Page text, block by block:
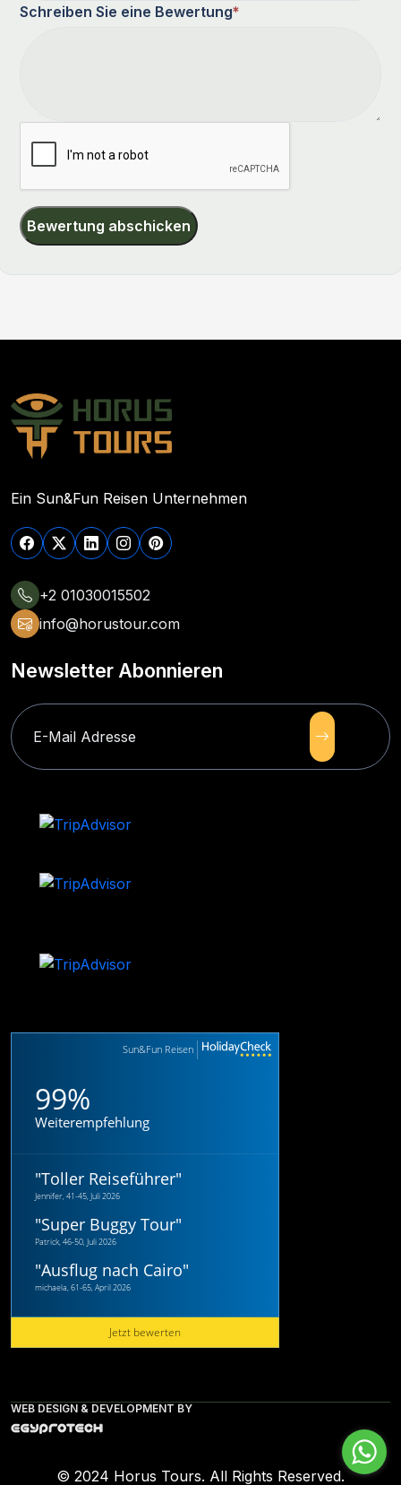
*
Schreiben Sie eine Bewertung
Bewertung abschicken
Ein Sun&Fun Reisen Unternehmen
+2 01030015502
info@horustour.com
Newsletter Abonnieren
Sun&Fun Reisen
99%
Weiterempfehlung
"Toller Reiseführer"
Jennifer, 41-45, Juli 2026
"Super Buggy Tour"
Patrick, 46-50, Juli 2026
"Ausflug nach Cairo"
michaela, 61-65, April 2026
Jetzt bewerten
WEB DESIGN & DEVELOPMENT BY
© 2024 Horus Tours. All Rights Reserved.